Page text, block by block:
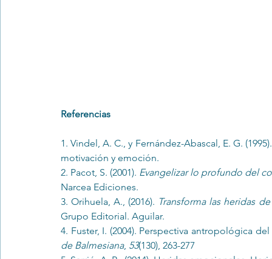
Referencias
1. Vindel, A. C., y Fernández-Abascal, E. G.
motivación y emoción.
2. Pacot, S. (2001). Evangelizar lo profundo del
Narcea Ediciones.
3. Orihuela, A., (2016). Transforma las heridas
Grupo Editorial. Aguilar.
4. Fuster, I. (2004). Perspectiva antropológica
de Balmesiana, 53(130), 263-277